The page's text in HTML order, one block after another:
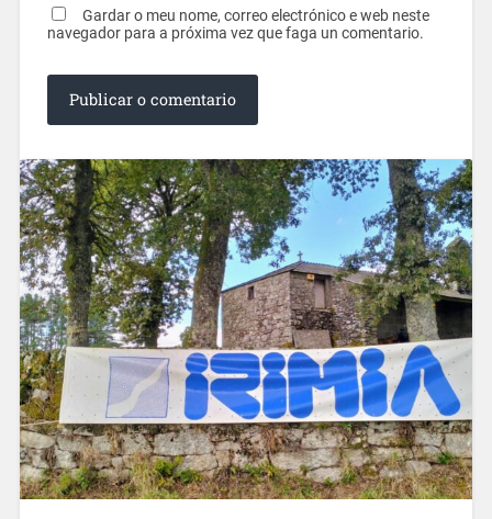
Gardar o meu nome, correo electrónico e web neste
navegador para a próxima vez que faga un comentario.